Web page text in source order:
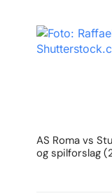
AS Roma vs
og spilforslag